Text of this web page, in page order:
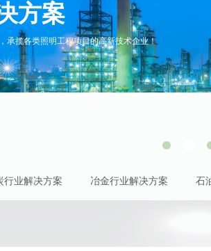
方案
承揽各类照明工程项目的高新技术企业！
行业解决方案 冶金行业解决方案 石